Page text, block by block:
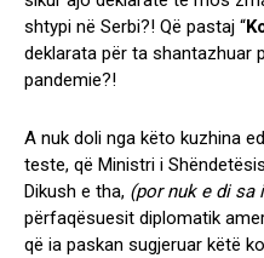
shtypi në Serbi?! Që pastaj “
deklarata për ta shantazhuar
pandemie?!
A nuk doli nga këto kuzhina
teste, që Ministri i
Dikush e tha, (por nuk e di sa
përfaqësuesit diplomatik
që ia paskan sugjeruar këtë